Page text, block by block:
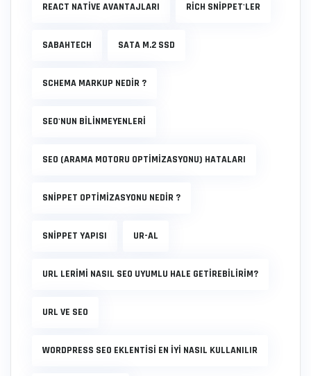
REACT NATIVE AVANTAJLARI RICH SNIPPET'LER
SABAHTECH SATA M.2 SSD
SCHEMA MARKUP NEDIR ?
SEO'NUN BİLİNMEYENLERİ
SEO (ARAMA MOTORU OPTIMIZASYONU) HATALARI
SNIPPET OPTIMIZASYONU NEDIR ?
SNIPPET YAPISI UR-AL
URL LERIMI NASIL SEO UYUMLU HALE GETIREBILIRIM?
URL VE SEO
WORDPRESS SEO EKLENTISI EN IYI NASIL KULLANILIR